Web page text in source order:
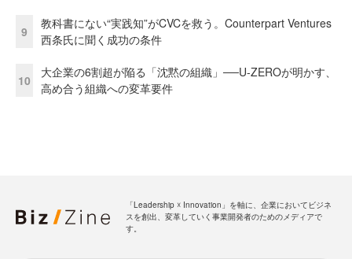
9
教科書にない“実践知”がCVCを救う。Counterpart Ventures
西条氏に聞く成功の条件
10
大企業の6割超が陥る「沈黙の組織」──U-ZEROが明かす、
高め合う組織への変革要件
「Leadership ☓ Innovation」を軸に、企業においてビジネ
スを創出、変革していく事業開発者のためのメディアで
す。